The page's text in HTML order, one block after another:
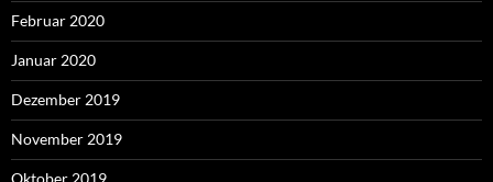
Februar 2020
Januar 2020
Dezember 2019
November 2019